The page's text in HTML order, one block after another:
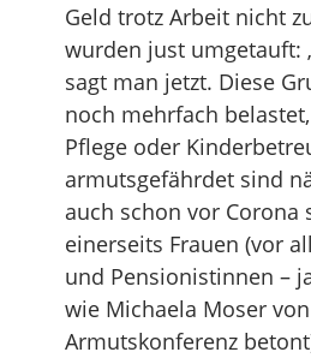
Geld trotz Arbeit nicht
wurden just umgetauft:
sagt man jetzt. Diese
noch mehrfach
Pflege oder
armutsgefährdet sind
auch schon vor Corona
einerseits Frauen (vor
und Pensionistinnen –
wie Michaela Moser
Armutskonferenz